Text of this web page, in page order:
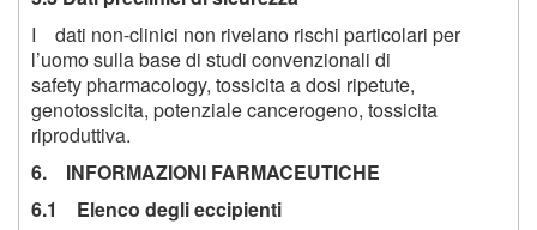
I dati non-clinici non rivelano rischi particolari per
l’uomo sulla base di studi convenzionali di
safety pharmacology, tossicita a dosi ripetute,
genotossicita, potenziale cancerogeno, tossicita
riproduttiva.
6. INFORMAZIONI FARMACEUTICHE
6.1 Elenco degli eccipienti